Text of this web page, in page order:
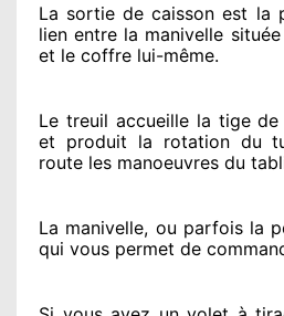
La sortie de caisson est la
lien entre la manivelle située
et le coffre lui-même.
Le treuil accueille la tige
et produit la rotation du
route les manoeuvres du
La manivelle, ou parfois la
qui vous permet de